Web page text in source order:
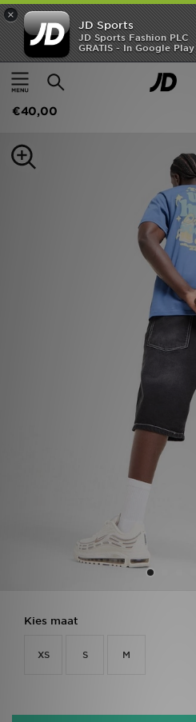
×
JD Sports
JD Sports Fashion PLC
GRATIS - In Google Play
Thuis
Mannen Herenkleding
Unlike Humans Social Club T-Shirt
€40,00
Kies maat
XS S M
New In
Heren
Collecties